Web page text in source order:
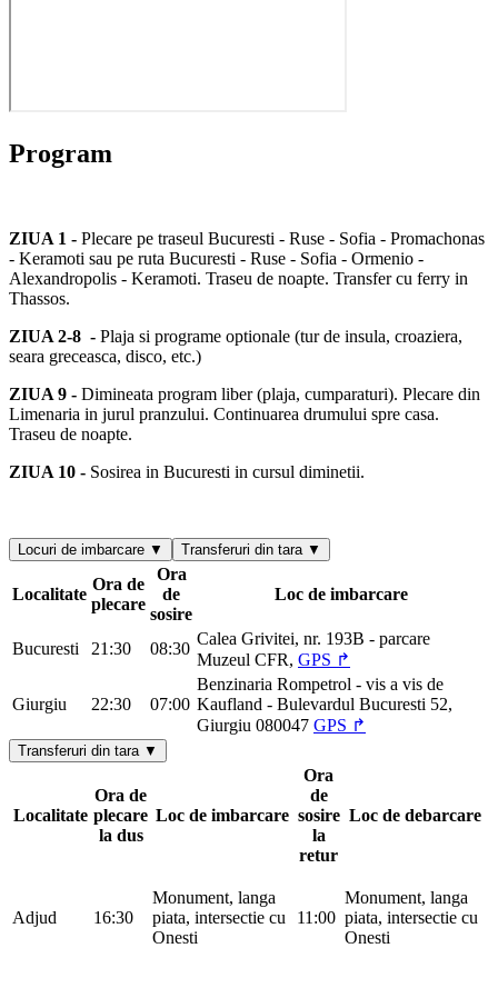
Program
ZIUA 1 - Plecare pe traseul Bucuresti - Ruse - Sofia - Promachonas
- Keramoti sau pe ruta Bucuresti - Ruse - Sofia - Ormenio -
Alexandropolis - Keramoti. Traseu de noapte. Transfer cu ferry in
Thassos.
ZIUA 2-8 - Plaja si programe optionale (tur de insula, croaziera,
seara greceasca, disco, etc.)
ZIUA 9 - Dimineata program liber (plaja, cumparaturi). Plecare din
Limenaria in jurul pranzului. Continuarea drumului spre casa.
Traseu de noapte.
ZIUA 10 - Sosirea in Bucuresti in cursul diminetii.
Locuri de imbarcare ▼ Transferuri din tara ▼
Localitate
Ora de
plecare
Ora
de
sosire
Loc de imbarcare
Bucuresti 21:30 08:30
Calea Grivitei, nr. 193B - parcare
Muzeul CFR, GPS ↱
Giurgiu 22:30 07:00
Benzinaria Rompetrol - vis a vis de
Kaufland - Bulevardul Bucuresti 52,
Giurgiu 080047 GPS ↱
Transferuri din tara ▼
Localitate
Ora de
plecare
la dus
Loc de imbarcare
Ora
de
sosire
la
retur
Loc de debarcare
Adjud 16:30
Monument, langa
piata, intersectie cu
Onesti
11:00
Monument, langa
piata, intersectie cu
Onesti